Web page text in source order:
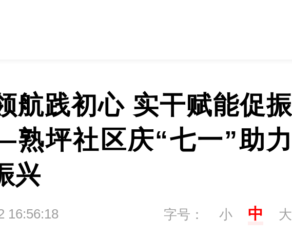
航践初心 实干赋能促振
坪社区庆“七一”助力
兴
16:56:18 字号： 小 中 大